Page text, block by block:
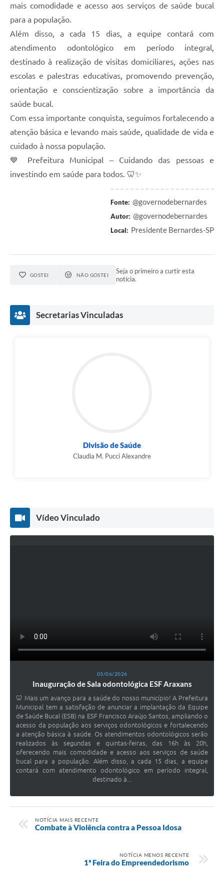
mais comodidade e acesso aos serviços de saúde bucal
para a população.
Além disso, a cada 15 dias, a equipe contará com
atendimento odontológico em período integral,
destinado à realização de visitas domiciliares, ações nas
escolas e palestras educativas, promovendo prevenção,
orientação e conscientização sobre a importância da
saúde bucal.
Com essa importante conquista, seguimos fortalecendo a
atenção básica e levando mais saúde, qualidade de vida e
cuidado à nossa população.
💙 Prefeitura Municipal – Cuidando das pessoas e
investindo em saúde para todos. 🦷✨
Fonte: @governodebernardes
Autor: @governodebernardes
Local: Presidente Bernardes-SP
GOSTEI NÃO GOSTEI
Seja o primeiro a curtir esta
notícia.
Secretarias Vinculadas
Divisão de Saúde
Claudia M. Pucci Alexandre
Vídeo Vinculado
03/06/2026
Inauguração de Sala odontológica ESF Araxans
🦷 Mais um avanço para a saúde do nosso município! A Prefeitura
Municipal tem a satisfação de anunciar a implantação da Equipe
de Saúde Bucal (ESB) na ESF Francisco Araújo Santos, ampliando o
acesso da população aos serviços odontológicos e fortalecendo
a atenção básica à saúde. Os atendimentos odontológicos serão
realizados às segundas e quintas-feiras, das 16h às 20h,
oferecendo mais comodidade e acesso aos serviços de saúde
bucal para a população. Além disso, a cada 15 dias, a equipe
contará com atendimento odontológico em período integral,
destinado à...
NOTÍCIA MAIS RECENTE
Combate à Violência contra a Pessoa Idosa
NOTÍCIA MENOS RECENTE
1ª Feira do Empreendedorismo